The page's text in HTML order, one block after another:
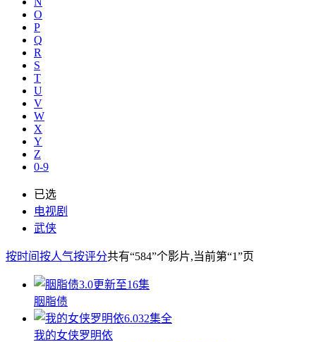
O
P
Q
R
S
T
U
V
W
X
Y
Z
0-9
已选
电视剧
武侠
按时间按人气按评分共有“584”个影片,当前第“1”页
3.0更新至16集
胭脂债
6.032集全
我的女侠罗明依